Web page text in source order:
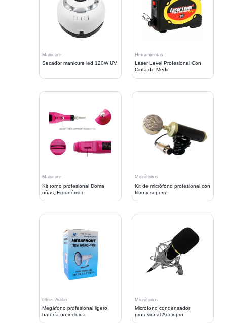
Manicure
Secador manicure led 120W UV
Herramientas
Laser Level Profesional Con
Cinta de Medir
Manicure
Kit torno profesional Doma
uñas, Ergonómico
Micrófonos
Kit de micrófono profesional con
filtro y soporte
Otros Audio
Megáfono profesional ligero,
batería no incluida
Micrófonos
Micrófono condensador
profesional Audiopro